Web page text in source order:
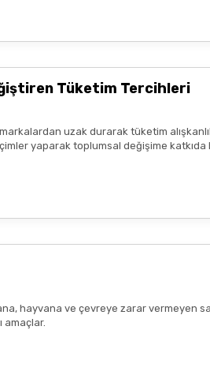
Tüketim Tercihleri
uzak durarak tüketim
yaparak toplumsal değişime katkıda
hayvana ve çevreye zarar vermeyen
amaçlar.